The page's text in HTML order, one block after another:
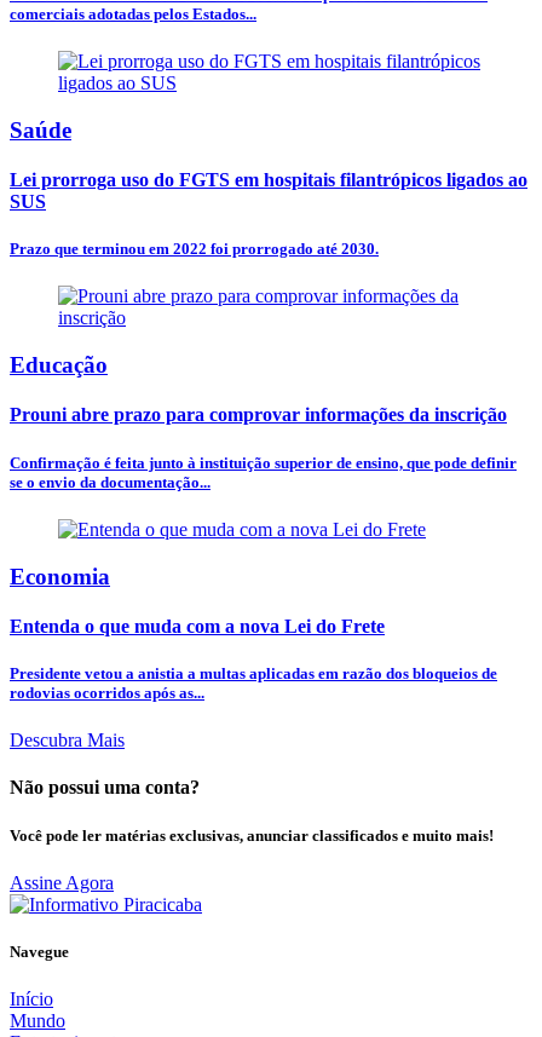
comerciais adotadas pelos Estados...
Saúde
Lei prorroga uso do FGTS em hospitais filantrópicos ligados ao
SUS
Prazo que terminou em 2022 foi prorrogado até 2030.
Educação
Prouni abre prazo para comprovar informações da inscrição
Confirmação é feita junto à instituição superior de ensino, que pode definir
se o envio da documentação...
Economia
Entenda o que muda com a nova Lei do Frete
Presidente vetou a anistia a multas aplicadas em razão dos bloqueios de
rodovias ocorridos após as...
Descubra Mais
Não possui uma conta?
Você pode ler matérias exclusivas, anunciar classificados e muito mais!
Assine Agora
Navegue
Início
Mundo